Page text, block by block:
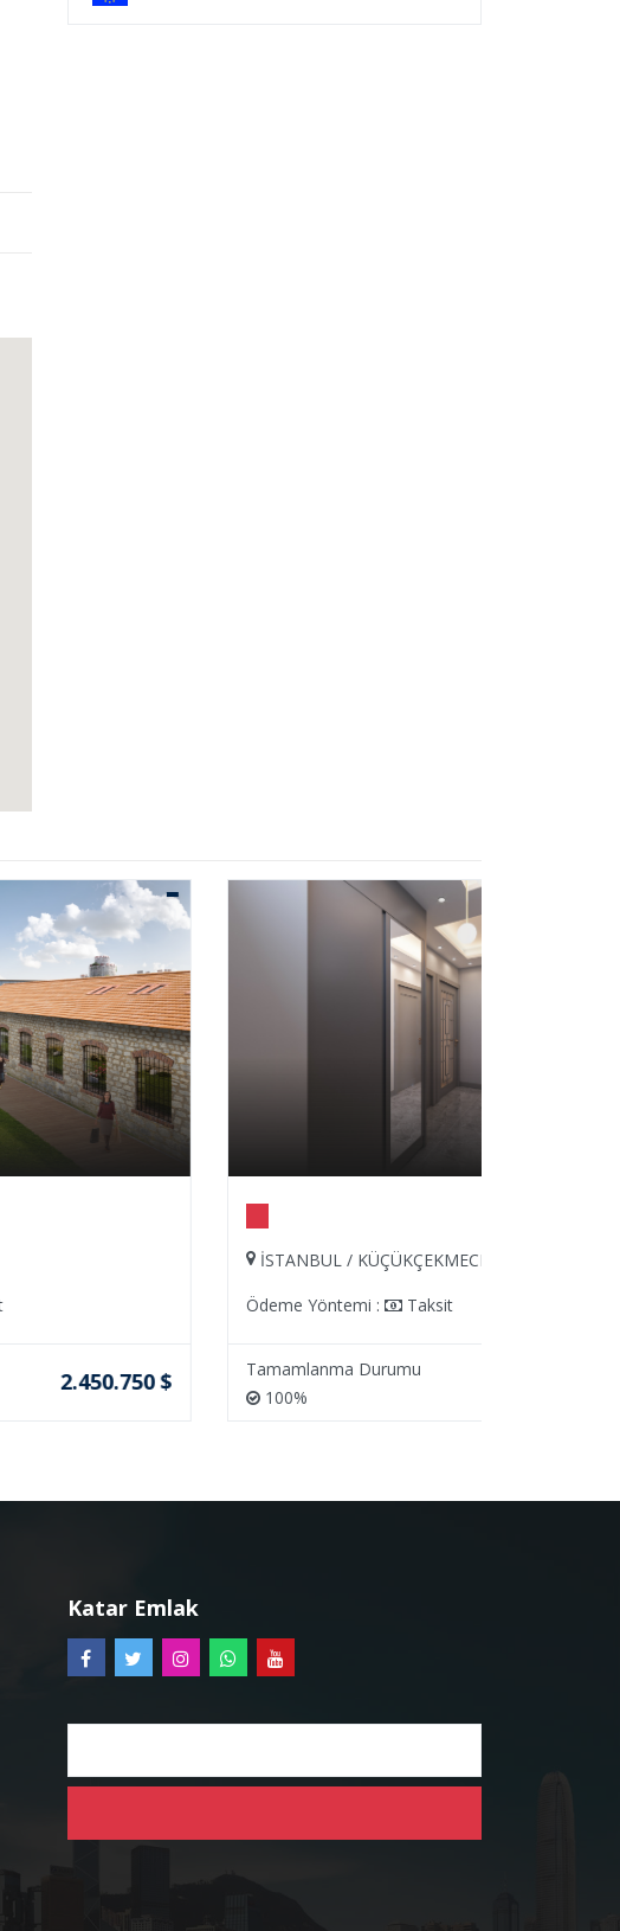
İSTANBUL / KÜÇÜKÇEKMECE
Taksit
Tamamlanma Durumu
100%
280.000 $
Katar Emlak